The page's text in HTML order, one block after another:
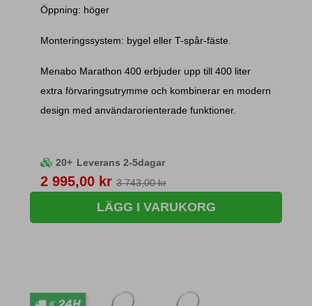
Öppning: höger
Monteringssystem: bygel eller T-spår-fäste.
Menabo Marathon 400 erbjuder upp till 400 liter
extra förvaringsutrymme och kombinerar en modern
design med användarorienterade funktioner.
20+ Leverans 2-5dagar
Pris
2 995,00 kr 3 743,00 kr
LÄGG I VARUKORG